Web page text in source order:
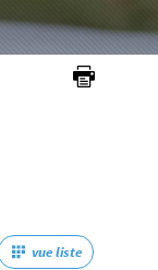
vue liste